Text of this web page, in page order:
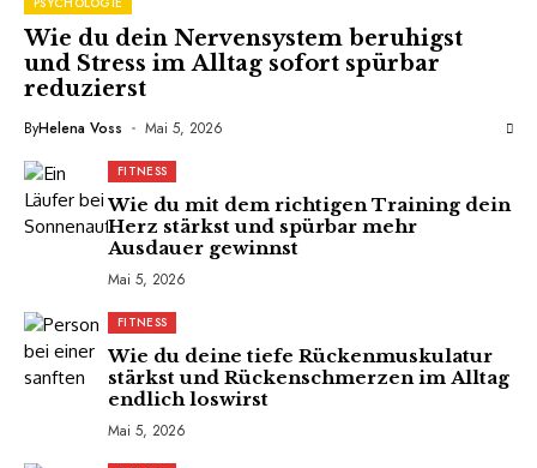
Wie du dein Nervensystem beruhigst
und Stress im Alltag sofort spürbar
reduzierst
ByHelena Voss Mai 5, 2026
FITNESS
Wie du mit dem richtigen Training dein
Herz stärkst und spürbar mehr
Ausdauer gewinnst
Mai 5, 2026
FITNESS
Wie du deine tiefe Rückenmuskulatur
stärkst und Rückenschmerzen im Alltag
endlich loswirst
Mai 5, 2026